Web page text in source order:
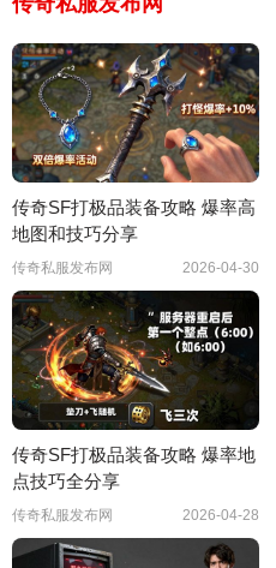
传奇SF打极品装备攻略 爆率高
地图和技巧分享
传奇私服发布网 2026-04-30
传奇SF打极品装备攻略 爆率地
点技巧全分享
传奇私服发布网 2026-04-28